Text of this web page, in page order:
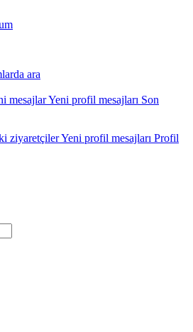
ara
mesajlarYeni profil mesajları Son
ziyaretçilerYeni profil mesajları Profil